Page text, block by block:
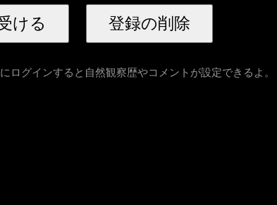
にログインすると自然観察歴やコメントが設定できるよ。